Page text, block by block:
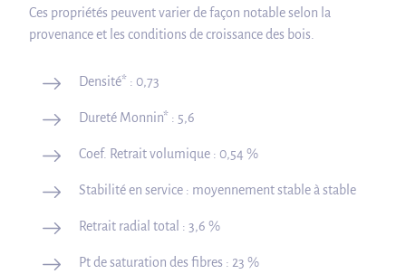
Ces propriétés peuvent varier de façon notable selon la
provenance et les conditions de croissance des bois.
Densité* : 0,73
Dureté Monnin* : 5,6
Coef. Retrait volumique : 0,54 %
Stabilité en service : moyennement stable à stable
Retrait radial total : 3,6 %
Pt de saturation des fibres : 23 %